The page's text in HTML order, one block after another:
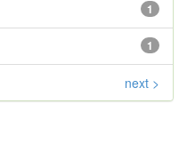
1
1
next >